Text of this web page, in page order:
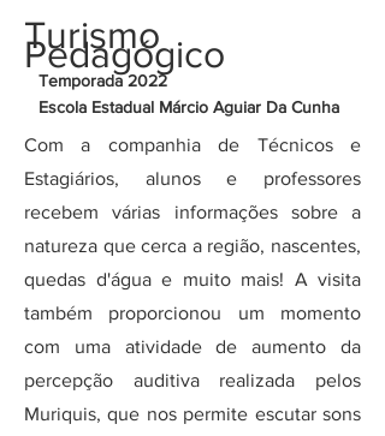
Turismo
Pedagógico
Temporada 2022
Escola Estadual Márcio Aguiar Da Cunha
Com a companhia de Técnicos e
Estagiários, alunos e professores
recebem várias informações sobre a
natureza que cerca a região, nascentes,
quedas d'água e muito mais! A visita
também proporcionou um momento
com uma atividade de aumento da
percepção auditiva realizada pelos
Muriquis, que nos permite escutar sons